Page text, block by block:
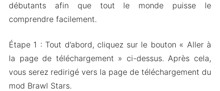
débutants afin que tout le monde puisse le
comprendre facilement.
Étape 1 : Tout d’abord, cliquez sur le bouton « Aller à
la page de téléchargement » ci-dessus. Après cela,
vous serez redirigé vers la page de téléchargement du
mod Brawl Stars.